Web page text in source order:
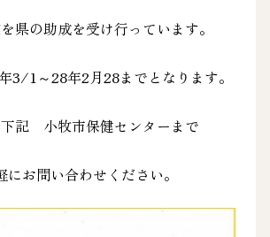
県の助成を受け行っています。
3/1～28年2月28までとなります。
記 小牧市保健センターまで
にお問い合わせください。